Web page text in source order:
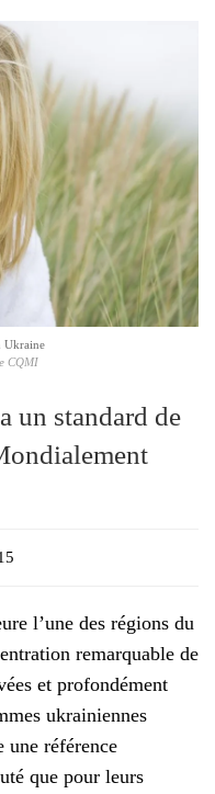
Ukraine
CQMI
un standard de
l’une des régions du
remarquable de
et profondément
ukrainiennes
une référence
que pour leurs